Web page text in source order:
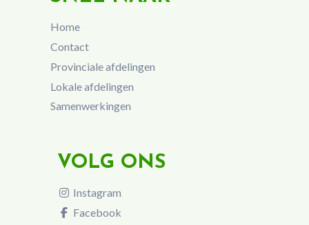
Home
Contact
Provinciale afdelingen
Lokale afdelingen
Samenwerkingen
VOLG ONS
Instagram
Facebook